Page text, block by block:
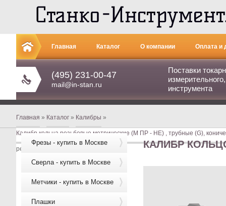
(495) 231-00-47
mail@in-stan.ru
Поставки
инструмента
Главная Каталог О компании Оплата и
Контакты
Главная » Каталог » Калибры »
Калибр кольца резьбовые метрические (М ПР - НЕ) , трубные (G),
резьбовое М18 х2,0 ПР 6g КАЛИБР
Фрезы - купить в Москве
Сверла - купить в Москве
Метчики - купить в Москве
Плашки